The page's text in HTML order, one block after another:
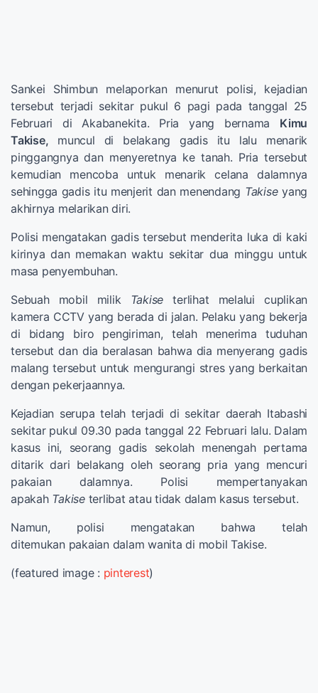
Sankei Shimbun melaporkan menurut polisi, kejadian
tersebut terjadi sekitar pukul 6 pagi pada tanggal 25
Februari di Akabanekita. Pria yang bernama Kimu
Takise, muncul di belakang gadis itu lalu menarik
pinggangnya dan menyeretnya ke tanah. Pria tersebut
kemudian mencoba untuk menarik celana dalamnya
sehingga gadis itu menjerit dan menendang Takiseyang
akhirnya melarikan diri.
Polisi mengatakan gadis tersebut menderita luka di kaki
kirinya dan memakan waktu sekitar dua minggu untuk
masa penyembuhan.
Sebuah mobil milik
Takise terlihat melalui cuplikan
kamera CCTV yang berada di jalan. Pelaku yang bekerja
di bidang biro pengiriman, telah menerima tuduhan
tersebut dan dia beralasan bahwa dia menyerang gadis
malang tersebut untuk mengurangi stres yang berkaitan
dengan pekerjaannya.
Kejadian serupa telah terjadi di sekitar daerah Itabashi
sekitar pukul 09.30 pada tanggal 22 Februari lalu. Dalam
kasus ini, seorang gadis sekolah menengah pertama
ditarik dari belakang oleh seorang pria yang mencuri
pakaian dalamnya. Polisi mempertanyakan
apakah Takiseterlibat atau tidak dalam kasus tersebut.
Namun, polisi mengatakan bahwa telah
ditemukan pakaian dalam wanita di mobil Takise.
(featured image : pinterest)